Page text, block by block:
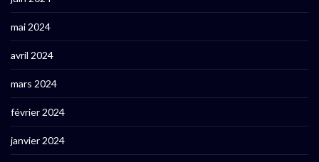
mai 2024
avril 2024
mars 2024
février 2024
janvier 2024